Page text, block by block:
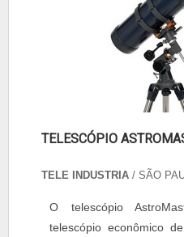
TELESCÓPIO
TELE INDUSTRIA / SÃO
O telescópio
telescópio econômico